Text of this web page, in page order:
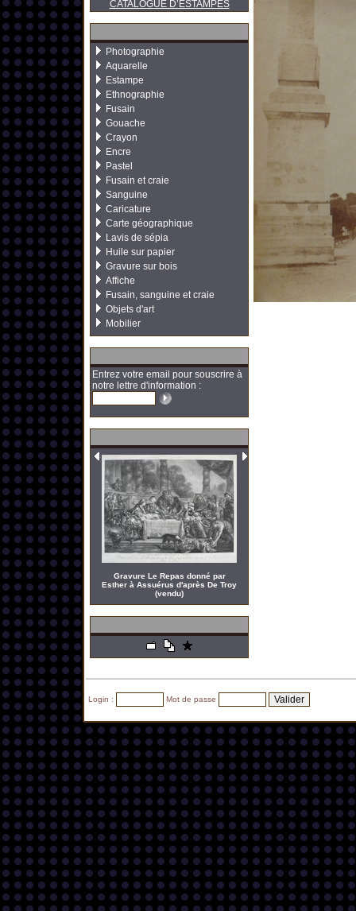
CATALOGUE D’ESTAMPES
Photographie
Aquarelle
Estampe
Ethnographie
Fusain
Gouache
Crayon
Encre
Pastel
Fusain et craie
Sanguine
Caricature
Carte géographique
Lavis de sépia
Huile sur papier
Gravure sur bois
Affiche
Fusain, sanguine et craie
Objets d'art
Mobilier
Entrez votre email pour souscrire à
notre lettre d'information :
Gravure Le Repas donné par
Esther à Assuérus d'après De Troy
(vendu)
Login : Mot de passe